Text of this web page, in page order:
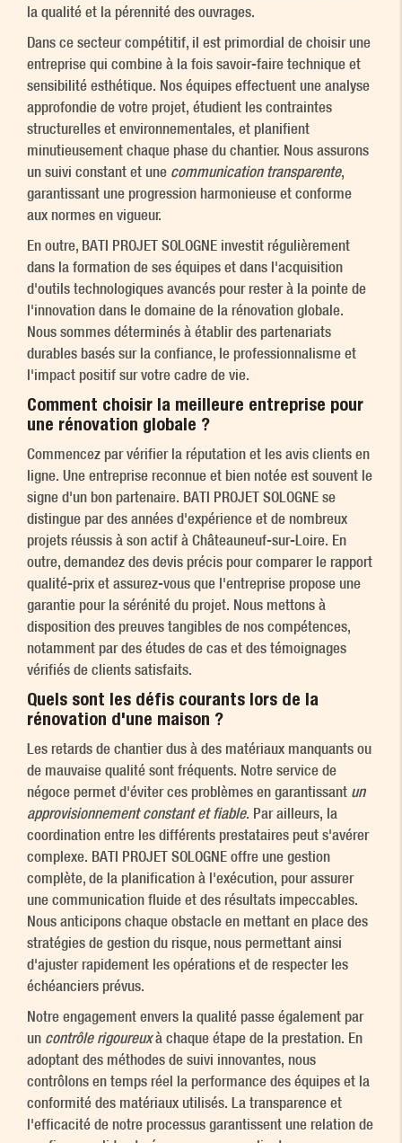
la qualité et la pérennité des ouvrages.
Dans ce secteur compétitif, il est primordial de choisir une
entreprise qui combine à la fois savoir-faire technique et
sensibilité esthétique. Nos équipes effectuent une analyse
approfondie de votre projet, étudient les contraintes
structurelles et environnementales, et planifient
minutieusement chaque phase du chantier. Nous assurons
un suivi constant et une communication transparente,
garantissant une progression harmonieuse et conforme
aux normes en vigueur.
En outre, BATI PROJET SOLOGNE investit régulièrement
dans la formation de ses équipes et dans l'acquisition
d'outils technologiques avancés pour rester à la pointe de
l'innovation dans le domaine de la rénovation globale.
Nous sommes déterminés à établir des partenariats
durables basés sur la confiance, le professionnalisme et
l'impact positif sur votre cadre de vie.
Comment choisir la meilleure entreprise pour
une rénovation globale ?
Commencez par vérifier la réputation et les avis clients en
ligne. Une entreprise reconnue et bien notée est souvent le
signe d'un bon partenaire. BATI PROJET SOLOGNE se
distingue par des années d'expérience et de nombreux
projets réussis à son actif à Châteauneuf-sur-Loire. En
outre, demandez des devis précis pour comparer le rapport
qualité-prix et assurez-vous que l'entreprise propose une
garantie pour la sérénité du projet. Nous mettons à
disposition des preuves tangibles de nos compétences,
notamment par des études de cas et des témoignages
vérifiés de clients satisfaits.
Quels sont les défis courants lors de la
rénovation d'une maison ?
Les retards de chantier dus à des matériaux manquants ou
de mauvaise qualité sont fréquents. Notre service de
négoce permet d'éviter ces problèmes en garantissant un
approvisionnement constant et fiable. Par ailleurs, la
coordination entre les différents prestataires peut s'avérer
complexe. BATI PROJET SOLOGNE offre une gestion
complète, de la planification à l'exécution, pour assurer
une communication fluide et des résultats impeccables.
Nous anticipons chaque obstacle en mettant en place des
stratégies de gestion du risque, nous permettant ainsi
d'ajuster rapidement les opérations et de respecter les
échéanciers prévus.
Notre engagement envers la qualité passe également par
un contrôle rigoureuxà chaque étape de la prestation. En
adoptant des méthodes de suivi innovantes, nous
contrôlons en temps réel la performance des équipes et la
conformité des matériaux utilisés. La transparence et
l'efficacité de notre processus garantissent une relation de